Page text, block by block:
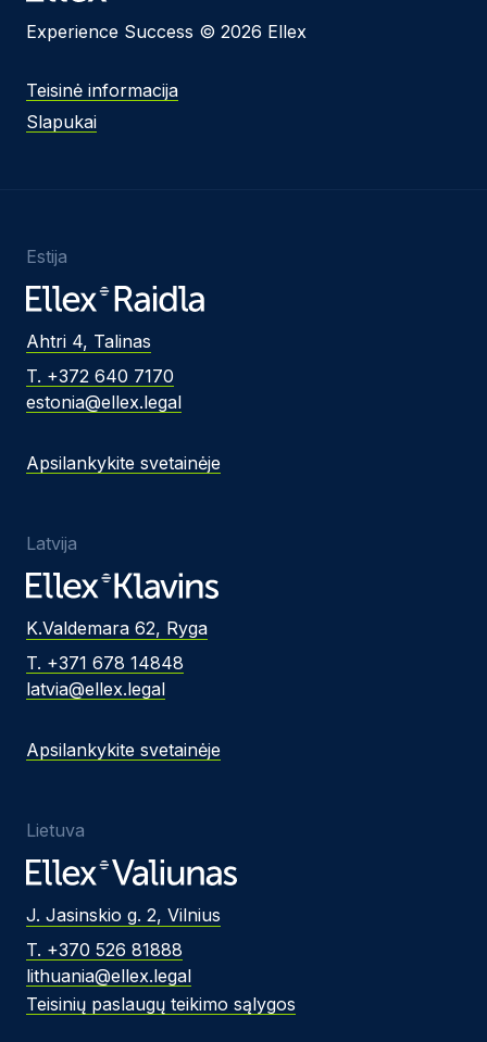
Experience Success © 2026 Ellex
Teisinė informacija
Slapukai
Estija
Ahtri 4, Talinas
T. +372 640 7170
estonia@ellex.legal
Apsilankykite svetainėje
Latvija
K.Valdemara 62, Ryga
T. +371 678 14848
latvia@ellex.legal
Apsilankykite svetainėje
Lietuva
J. Jasinskio g. 2, Vilnius
T. +370 526 81888
lithuania@ellex.legal
Teisinių paslaugų teikimo sąlygos